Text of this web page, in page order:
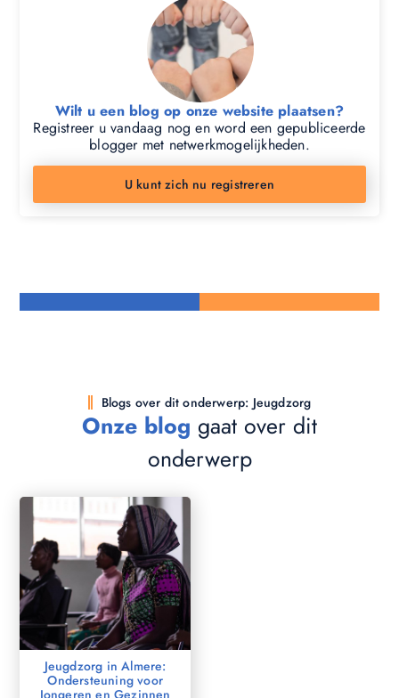
Wilt u een blog op onze website plaatsen?
Registreer u vandaag nog en word een gepubliceerde
blogger met netwerkmogelijkheden.
U kunt zich nu registreren
Blogs over dit onderwerp: Jeugdzorg
Onze blog gaat over dit
onderwerp
Jeugdzorg in Almere:
Ondersteuning voor